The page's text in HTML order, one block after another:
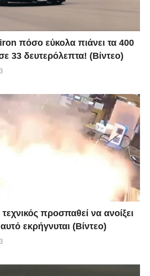
πόσο εύκολα πιάνει τα 400
33 δευτερόλεπτα! (Βίντεο)
προσπαθεί να ανοίξει
εκρήγνυται (Βίντεο)